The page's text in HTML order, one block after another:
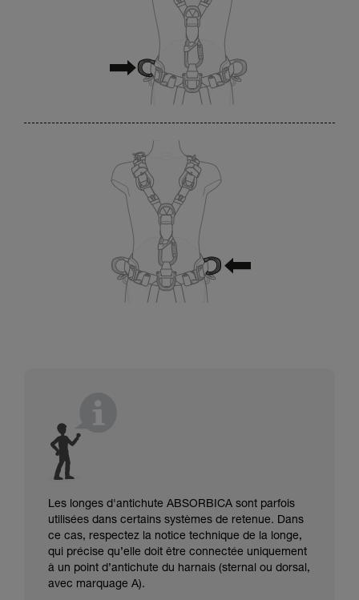
Les longes d'antichute ABSORBICA sont parfois
utilisées dans certains systèmes de retenue. Dans
ce cas, respectez la notice technique de la longe,
qui précise qu’elle doit être connectée uniquement
à un point d’antichute du harnais (sternal ou dorsal,
avec marquage A).